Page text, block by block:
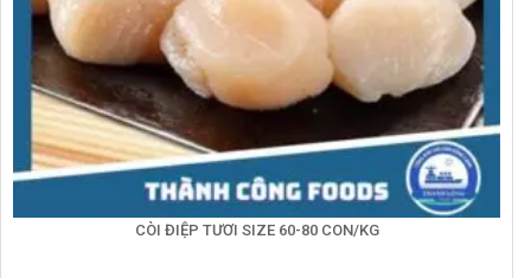
CÒI ĐIỆP TƯƠI SIZE 60-80 CON/KG